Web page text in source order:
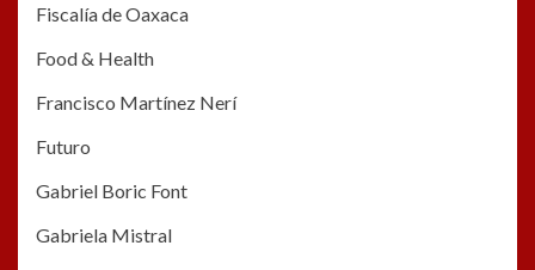
Fiscalía de Oaxaca
Food & Health
Francisco Martínez Nerí
Futuro
Gabriel Boric Font
Gabriela Mistral